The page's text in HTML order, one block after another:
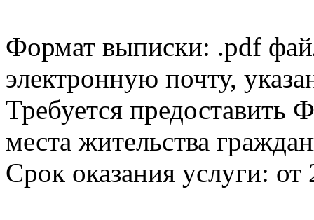
Формат выписки: .pdf
электронную почту,
Требуется
места жительства
Срок оказания услуги: от